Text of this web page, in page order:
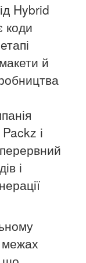
Hybrid
коди
й
ackz і
і
межах